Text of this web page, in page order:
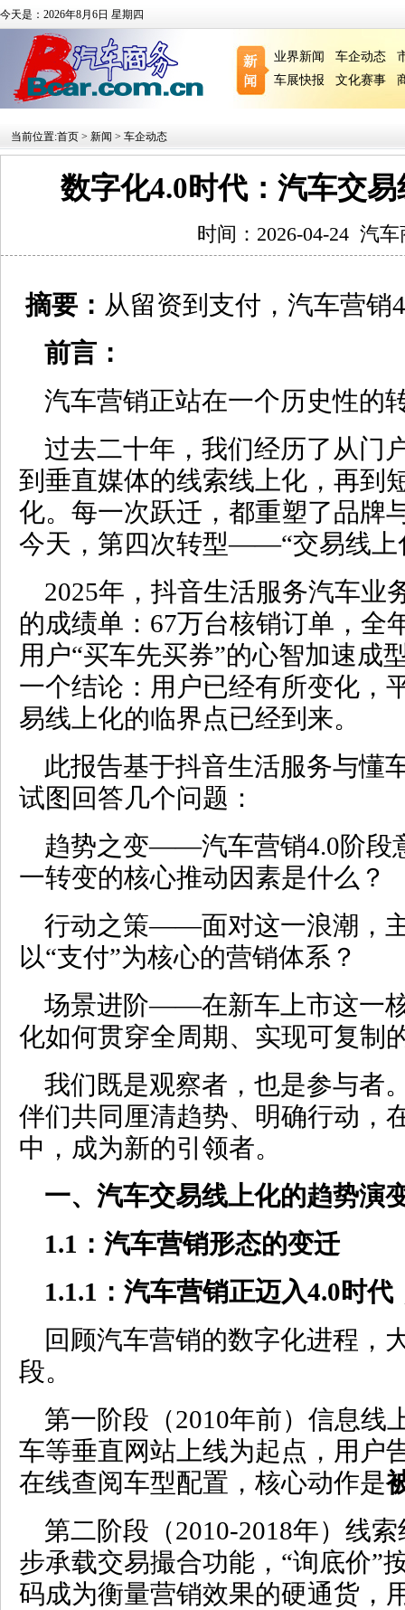
今天是：2026年8月6日 星期四
业界新闻 车企动态
车展快报
文化赛事
当前位置:首页 > 新闻 > 车企动态
数字化4.0时代：汽车交
时间：2026-04-24 汽车
摘要： 从留资到支付，汽车营销
前言 ：
汽车营销正站在一个历史性的
过去二十年，我们经历了从门
到垂直媒体的线索线上化，再到
化。每一次跃迁，都重塑了品牌
今天，第四次转型——“交易线
2025年，抖音生活服务汽车业
的成绩单：67万台核销订单，全
用户“买车先买券”的心智加速成
一个结论：用户已经有所变化，
易线上化的临界点已经到来。
此报告基于抖音生活服务与懂
试图回答几个问题：
趋势之变——汽车营销4.0阶段
一转变的核心推动因素是什么？
行动之策——面对这一浪潮，
以“支付”为核心的营销体系？
场景进阶——在新车上市这一
化如何贯穿全周期、实现可复制
我们既是观察者，也是参与者
伴们共同厘清趋势、明确行动，
中，成为新的引领者。
一、汽车交易线上化的趋势演
1.1 ：汽车营销形态的变迁
1.1.1 ：汽车营销正迈入4.0时代
回顾汽车营销的数字化进程，
段。
第一阶段（2010年前）信息线
车等垂直网站上线为起点，用户
在线查阅车型配置，核心动作是
第二阶段（2010-2018年）线
步承载交易撮合功能，“询底价”
码成为衡量营销效果的硬通货，